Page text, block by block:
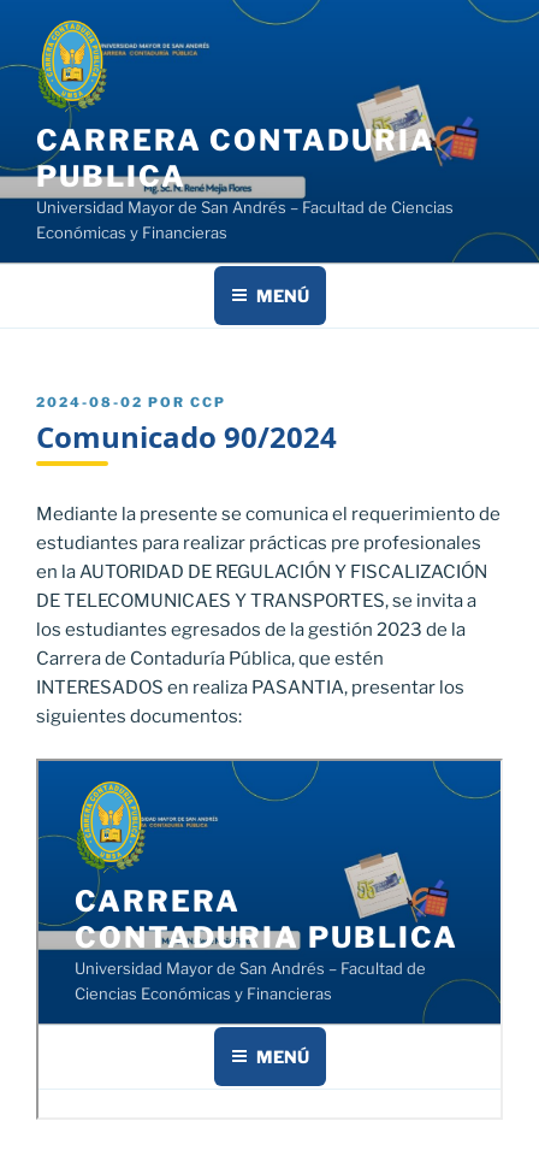
contenido
CARRERA CONTADURIA
PUBLICA
Universidad Mayor de San Andrés – Facultad de Ciencias
Económicas y Financieras
MENÚ
PUBLICADO
2024-08-02 POR CCP
Comunicado 90/2024
Mediante la presente se comunica el requerimiento de
estudiantes para realizar prácticas pre profesionales
en la AUTORIDAD DE REGULACIÓN Y FISCALIZACIÓN
DE TELECOMUNICAES Y TRANSPORTES, se invita a
los estudiantes egresados de la gestión 2023 de la
Carrera de Contaduría Pública, que estén
INTERESADOS en realiza PASANTIA, presentar los
siguientes documentos: